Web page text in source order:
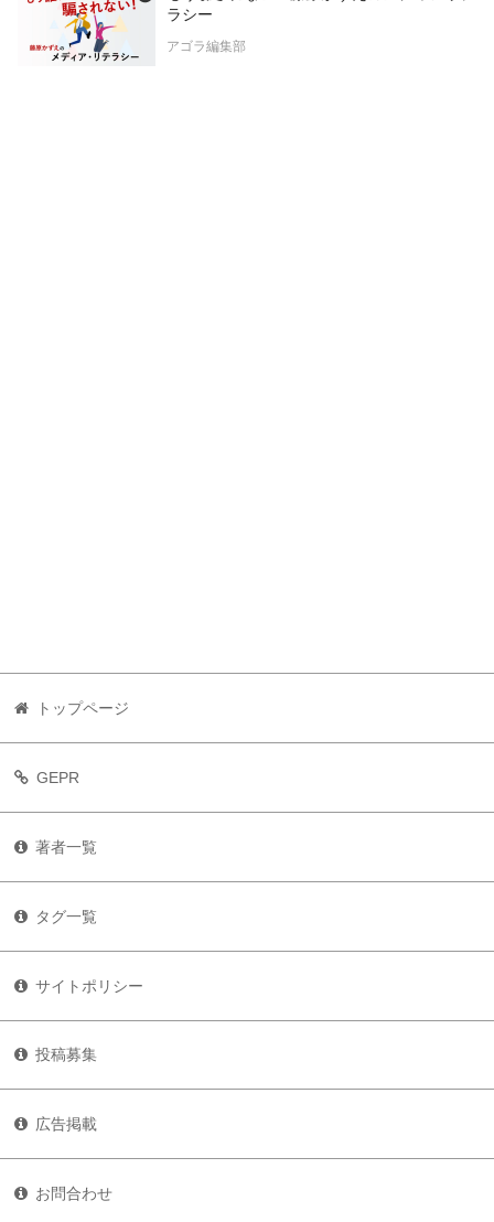
ラシー
アゴラ編集部
トップページ
GEPR
著者一覧
タグ一覧
サイトポリシー
投稿募集
広告掲載
お問合わせ